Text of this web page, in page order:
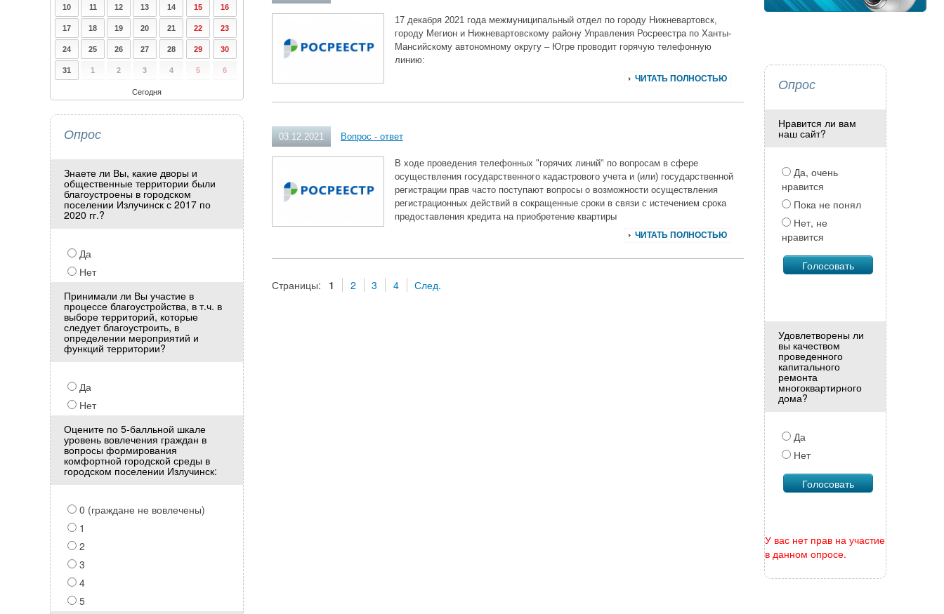
17 декабря 2021 года межмуниципальный отдел по городу Нижневартовск,
городу Мегион и Нижневартовскому району Управления Росреестра по Ханты-
Мансийскому автономному округу – Югре проводит горячую телефонную
линию:
ЧИТАТЬ ПОЛНОСТЬЮ
03.12.2021 Вопрос - ответ
В ходе проведения телефонных "горячих линий" по вопросам в сфере
осуществления государственного кадастрового учета и (или) государственной
регистрации прав часто поступают вопросы о возможности осуществления
регистрационных действий в сокращенные сроки в связи с истечением срока
предоставления кредита на приобретение квартиры
ЧИТАТЬ ПОЛНОСТЬЮ
Страницы: 1 2 3 4 След.
10 11 12 13 14 15 16
17 18 19 20 21 22 23
24 25 26 27 28 29 30
31 1 2 3 4 5 6
Сегодня
Опрос
Знаете ли Вы, какие дворы и
общественные территории были
благоустроены в городском
поселении Излучинск с 2017 по
2020 гг.?
Да
Нет
Принимали ли Вы участие в
процессе благоустройства, в т.ч. в
выборе территорий, которые
следует благоустроить, в
определении мероприятий и
функций территории?
Да
Нет
Оцените по 5-балльной шкале
уровень вовлечения граждан в
вопросы формирования
комфортной городской среды в
городском поселении Излучинск:
0 (граждане не вовлечены)
1
2
3
4
5
Опрос
Нравится ли вам
наш сайт?
Да, очень
нравится
Пока не понял
Нет, не
нравится
Удовлетворены ли
вы качеством
проведенного
капитального
ремонта
многоквартирного
дома?
Да
Нет
У вас нет прав на участие
в данном опросе.